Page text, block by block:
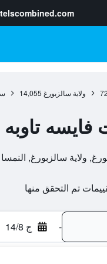
ولاية سالزبورغ 14,055
فايسه تاوبه
- ج 14/8